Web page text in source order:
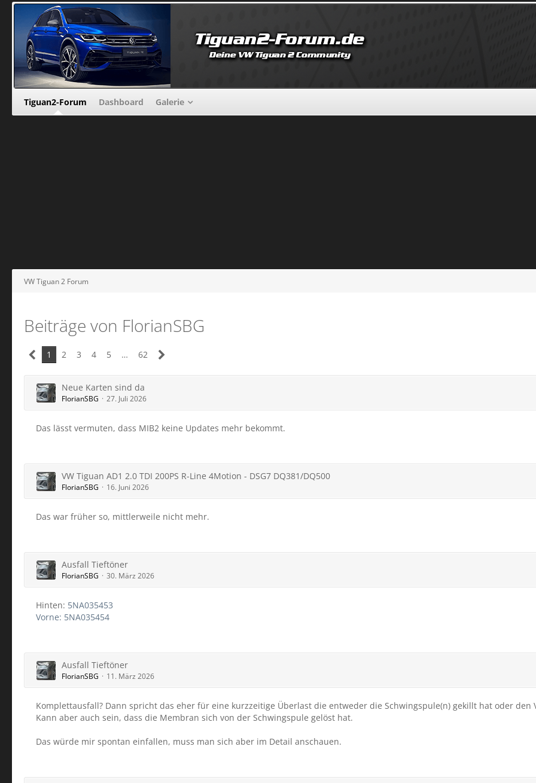
Tiguan2-Forum Dashboard Galerie
VW Tiguan 2 Forum
Beiträge von FlorianSBG
1 2 3 4 5 … 62
Neue Karten sind da
FlorianSBG 27. Juli 2026
Das lässt vermuten, dass MIB2 keine Updates mehr bekommt.
VW Tiguan AD1 2.0 TDI 200PS R-Line 4Motion - DSG7 DQ381/DQ500
FlorianSBG 16. Juni 2026
Das war früher so, mittlerweile nicht mehr.
Ausfall Tieftöner
FlorianSBG 30. März 2026
Hinten: 5NA035453
Vorne: 5NA035454
Ausfall Tieftöner
FlorianSBG 11. März 2026
Komplettausfall? Dann spricht das eher für eine kurzzeitige Überlast die entweder die Schwingspule(n) gekillt hat oder den
Kann aber auch sein, dass die Membran sich von der Schwingspule gelöst hat.
Das würde mir spontan einfallen, muss man sich aber im Detail anschauen.